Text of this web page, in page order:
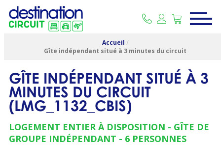
Accueil /
Gîte indépendant situé à 3 minutes du circuit
GÎTE INDÉPENDANT SITUÉ À 3
MINUTES DU CIRCUIT
(LMG_1132_CBIS)
LOGEMENT ENTIER À DISPOSITION
GÎTE DE
GROUPE INDÉPENDANT
6 PERSONNES